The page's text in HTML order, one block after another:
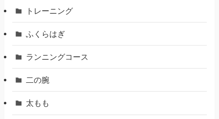
トレーニング
ふくらはぎ
ランニングコース
二の腕
太もも